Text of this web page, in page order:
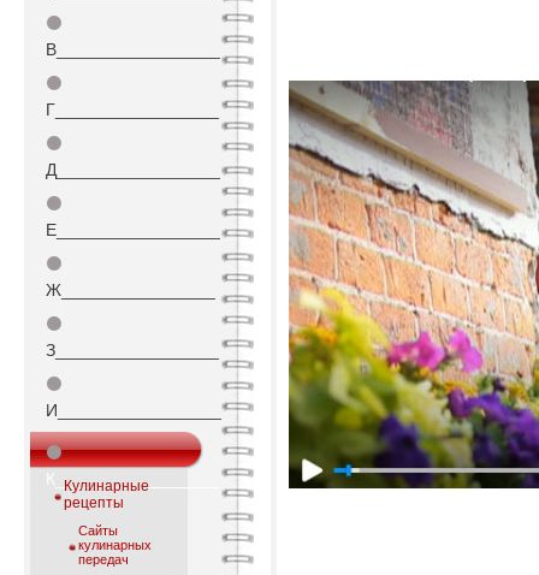
⚫
В_________________
⚫
Г_________________
⚫
Д_________________
⚫
Е_________________
⚫
Ж________________
⚫
З_________________
⚫
И_________________
⚫
К_________________
Кулинарные
рецепты
Сайты
кулинарных
передач